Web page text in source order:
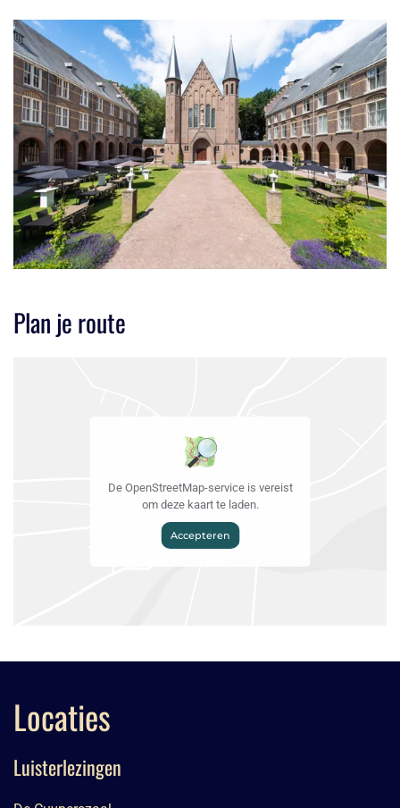
Plan je route
De OpenStreetMap-service is vereist
om deze kaart te laden.
Accepteren
Locaties
Luisterlezingen